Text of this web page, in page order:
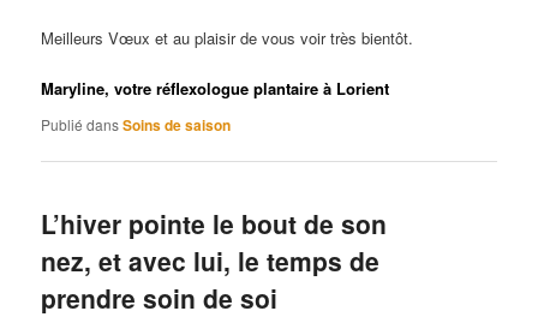
Meilleurs Vœux et au plaisir de vous voir très bientôt.
Maryline, votre réflexologue plantaire à Lorient
Publié dansSoins de saison
L’hiver pointe le bout de son
nez, et avec lui, le temps de
prendre soin de soi